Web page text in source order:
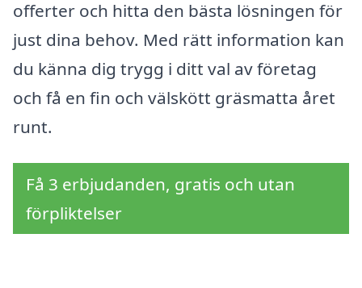
offerter och hitta den bästa lösningen för
just dina behov. Med rätt information kan
du känna dig trygg i ditt val av företag
och få en fin och välskött gräsmatta året
runt.
Få 3 erbjudanden, gratis och utan
förpliktelser